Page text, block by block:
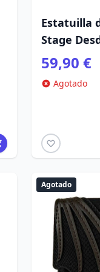
Estatuilla
Stage
59,90 €
Agotado
Agotado